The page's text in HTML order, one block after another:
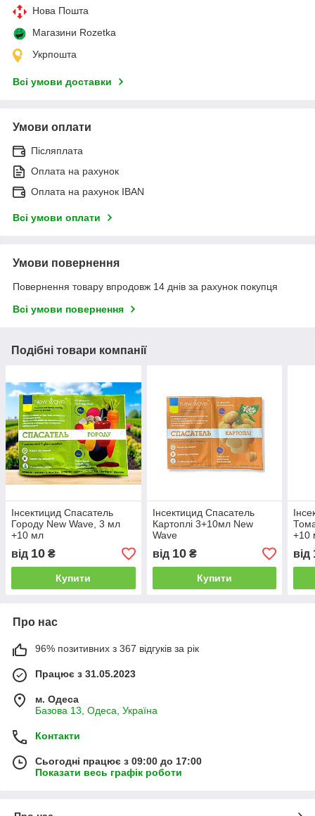
Нова Пошта
Магазини Rozetka
Укрпошта
Всі умови доставки
Умови оплати
Післяплата
Оплата на рахунок
Оплата на рахунок IBAN
Всі умови оплати
Умови повернення
Повернення товару впродовж 14 днів за рахунок покупця
Всі умови повернення
Подібні товари компанії
Інсектицид Спасатель
Городу New Wave, 3 мл
+10 мл
від 10 ₴
Купити
Інсектицид Спасатель
Картоплі 3+10мл New
Wave
від 10₴
Купити
+10
від
Про нас
96% позитивних з 367 відгуків за рік
Працює з 31.05.2023
м. Одеса
Базова 13, Одеса, Україна
Контакти
Сьогодні працює з 09:00 до 17:00
Показати весь графік роботи